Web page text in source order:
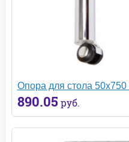
Опора для стола
890.05 руб.